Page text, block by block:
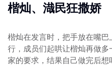
楷灿、渽民狂撒娇
楷灿在发言时，把手放在嘴
行，成员们起哄让楷灿再做
家的要求，结果自己做完后想